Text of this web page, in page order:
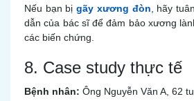
Nếu bạn bịgãy xương đòn , hãy
dẫn của bác sĩ để đảm bảo xương
các biến chứng.
8. Case study thực tế
Bệnh nhân: Ông Nguyễn Văn A, 62